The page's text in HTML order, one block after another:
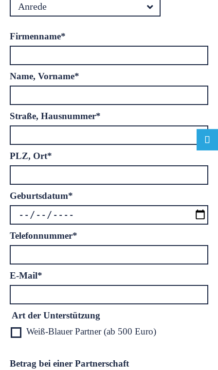
Pflichtfeld
Firmenname*
Pflichtfeld
Name, Vorname*
Pflichtfeld
Straße, Hausnummer*
Pflichtfeld
PLZ, Ort*
Pflichtfeld
Geburtsdatum*
Pflichtfeld
Telefonnummer*
Pflichtfeld
E-Mail*
Art der Unterstützung
Weiß-Blauer Partner (ab 500 Euro)
Betrag bei einer Partnerschaft